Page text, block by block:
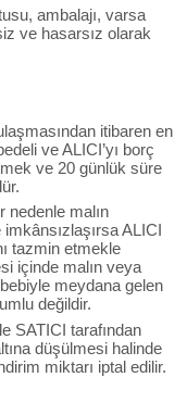
ambalajı, varsa
ve hasarsız olarak
itibaren en
ve ALICI’yı borç
ve 20 günlük süre
nedenle malın
ALICI
tazmin etmekle
içinde malın veya
meydana gelen
değildir.
SATICI tarafından
düşülmesi halinde
miktarı iptal edilir.